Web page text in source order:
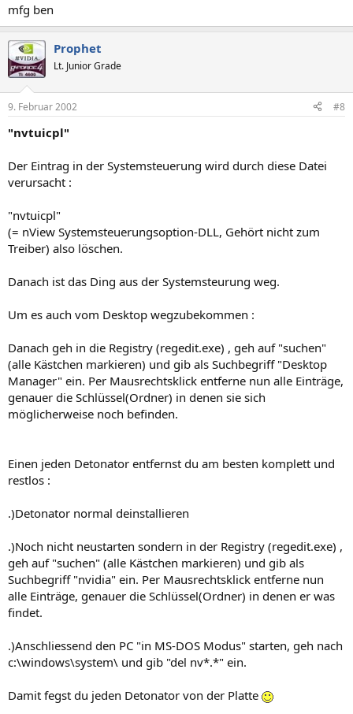
mfg ben
Prophet
Lt. Junior Grade
9. Februar 2002 #8
"nvtuicpl"
Der Eintrag in der Systemsteuerung wird durch diese Datei
verursacht :
"nvtuicpl"
(= nView Systemsteuerungsoption-DLL, Gehört nicht zum
Treiber) also löschen.
Danach ist das Ding aus der Systemsteurung weg.
Um es auch vom Desktop wegzubekommen :
Danach geh in die Registry (regedit.exe) , geh auf "suchen"
(alle Kästchen markieren) und gib als Suchbegriff "Desktop
Manager" ein. Per Mausrechtsklick entferne nun alle Einträge,
genauer die Schlüssel(Ordner) in denen sie sich
möglicherweise noch befinden.
Einen jeden Detonator entfernst du am besten komplett und
restlos :
.)Detonator normal deinstallieren
.)Noch nicht neustarten sondern in der Registry (regedit.exe) ,
geh auf "suchen" (alle Kästchen markieren) und gib als
Suchbegriff "nvidia" ein. Per Mausrechtsklick entferne nun
alle Einträge, genauer die Schlüssel(Ordner) in denen er was
findet.
.)Anschliessend den PC "in MS-DOS Modus" starten, geh nach
c:\windows\system\ und gib "del nv*.*" ein.
Damit fegst du jeden Detonator von der Platte